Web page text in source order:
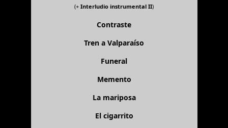
(+ Interludio instrumental II)
Contraste
Tren a Valparaíso
Funeral
Memento
La mariposa
El cigarrito